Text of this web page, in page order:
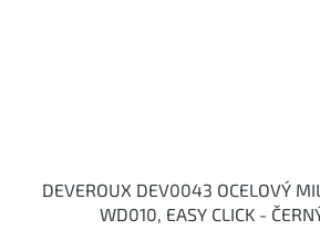
DEVEROUX DEV0043 OCELOVÝ
WD010, EASY CLICK -